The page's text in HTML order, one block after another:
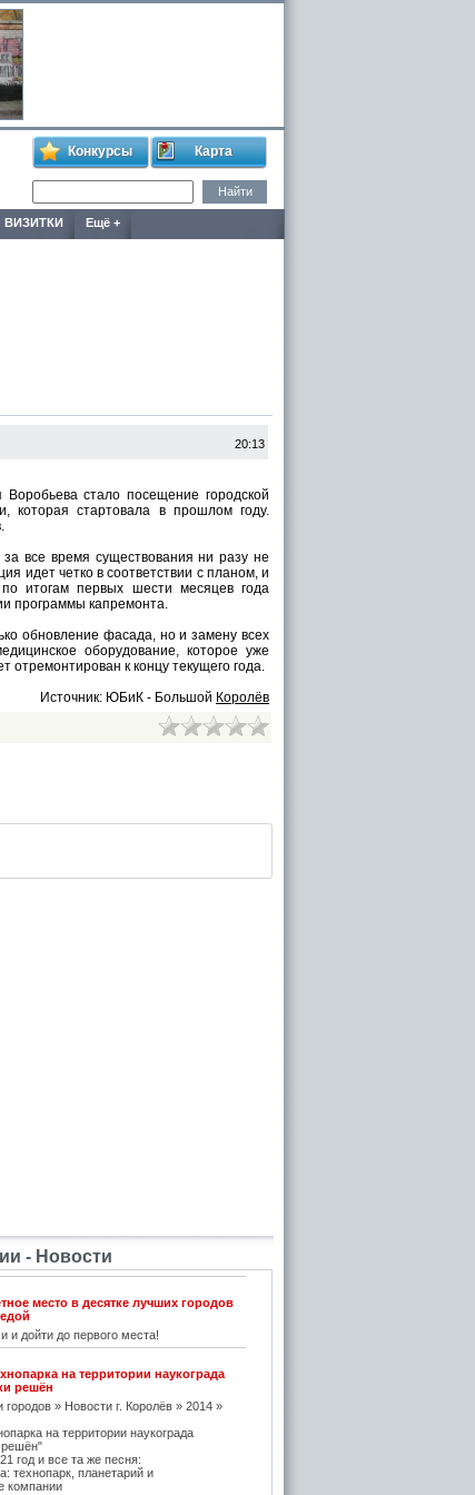
Конкурсы Карта
ВИЗИТКИ Ещё +
20:13
Воробьева стало посещение городской
которая стартовала в прошлом году.
все время существования ни разу не
идет четко в соответствии с планом, и
итогам первых шести месяцев года
программы капремонта.
обновление фасада, но и замену всех
оборудование, которое уже
отремонтирован к концу текущего года.
Источник: ЮБиК - Большой Королёв
- Новости
место в десятке лучших городов
и дойти до первого места!
на территории наукограда
решён
городов » Новости г. Королёв » 2014 »
на территории наукограда
решён"
год и все та же песня:
технопарк, планетарий и
компании